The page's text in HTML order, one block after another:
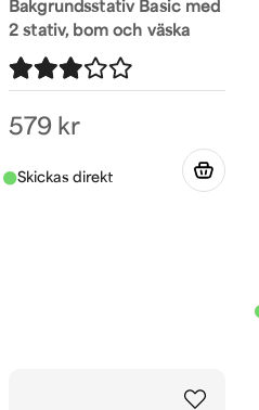
Bakgrundsstativ Basic med
2 stativ, bom och väska
579 kr